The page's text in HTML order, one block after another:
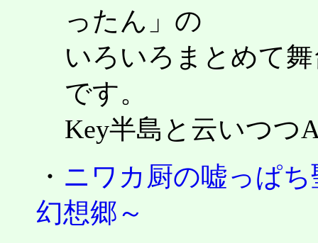
ったん」の
いろいろまとめて
です。
Key半島と云いつつ
・ ニワカ厨の嘘っぱ
幻想郷～